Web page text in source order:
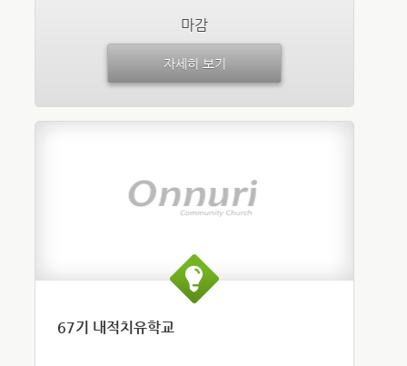
마감
자세히 보기
67기 내적치유학교